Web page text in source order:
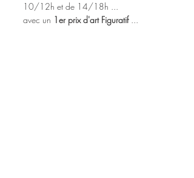
10/12h et de 14/18h ...
avec un 1er prix d'art Figuratif ...